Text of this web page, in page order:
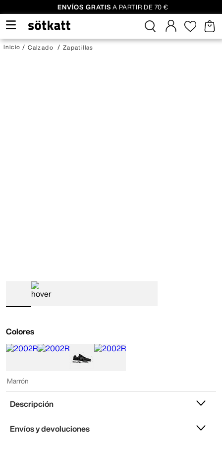
ENVÍOS GRATIS A PARTIR DE 70 €
Calzado Zapatillas
Colores
Marrón
Descripción
Envíos y devoluciones